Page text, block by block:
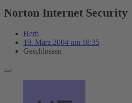
Norton Internet Security
Herb
19. März 2004 um 18:35
Geschlossen